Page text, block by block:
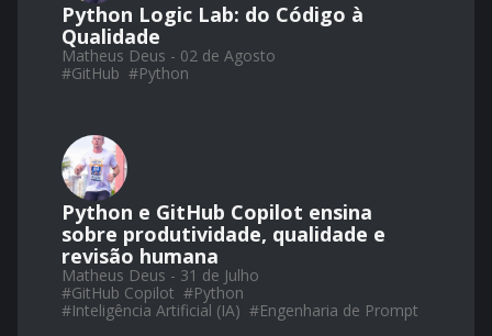
Python Logic Lab: do Código à
Qualidade
Matheus Deus - 02 de Agosto
#GitHub #Python
Python e GitHub Copilot ensina
sobre produtividade, qualidade e
revisão humana
Matheus Deus - 31 de Julho
#GitHub Copilot #Python
#Inteligência Artificial (IA) #Engenharia de Prompt